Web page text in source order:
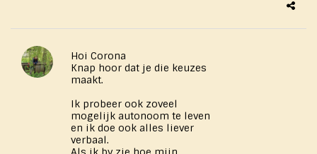
Hoi Corona
Knap hoor dat je die keuzes
maakt.
Ik probeer ook zoveel
mogelijk autonoom te leven
en ik doe ook alles liever
verbaal.